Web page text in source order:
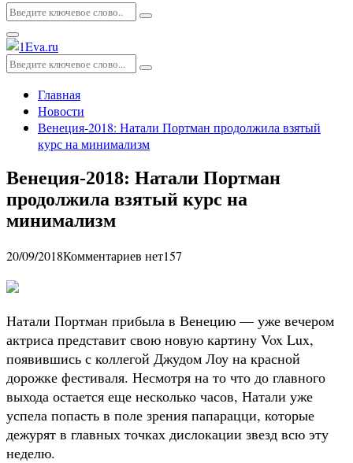
Искать:
Поиск
Основное
меню
Искать:
Поиск
Главная
Новости
Венеция-2018: Натали Портман продолжила взятый
курс на минимализм
Венеция-2018: Натали Портман
продолжила взятый курс на
минимализм
20/09/2018Комментариев нет157
Натали Портман прибыла в Венецию — уже вечером
актриса представит свою новую картину Vox Lux,
появившись с коллегой Джудом Лоу на красной
дорожке фестиваля. Несмотря на то что до главного
выхода остается еще несколько часов, Натали уже
успела попасть в поле зрения папарацци, которые
дежурят в главных точках дислокации звезд всю эту
неделю.